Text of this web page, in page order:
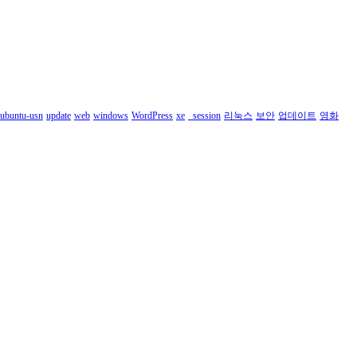
ubuntu-usn update web windows WordPress xe _session 리눅스 보안 업데이트 영화